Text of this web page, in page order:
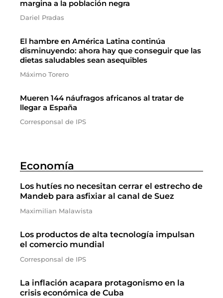
margina a la población negra
Dariel Pradas
El hambre en América Latina continúa
disminuyendo: ahora hay que conseguir que las
dietas saludables sean asequibles
Máximo Torero
Mueren 144 náufragos africanos al tratar de
llegar a España
Corresponsal de IPS
Economía
Los hutíes no necesitan cerrar el estrecho de
Mandeb para asfixiar al canal de Suez
Maximilian Malawista
Los productos de alta tecnología impulsan
el comercio mundial
Corresponsal de IPS
La inflación acapara protagonismo en la
crisis económica de Cuba